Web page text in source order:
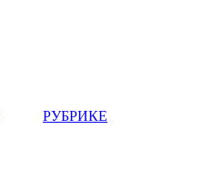
РУБРИКЕ